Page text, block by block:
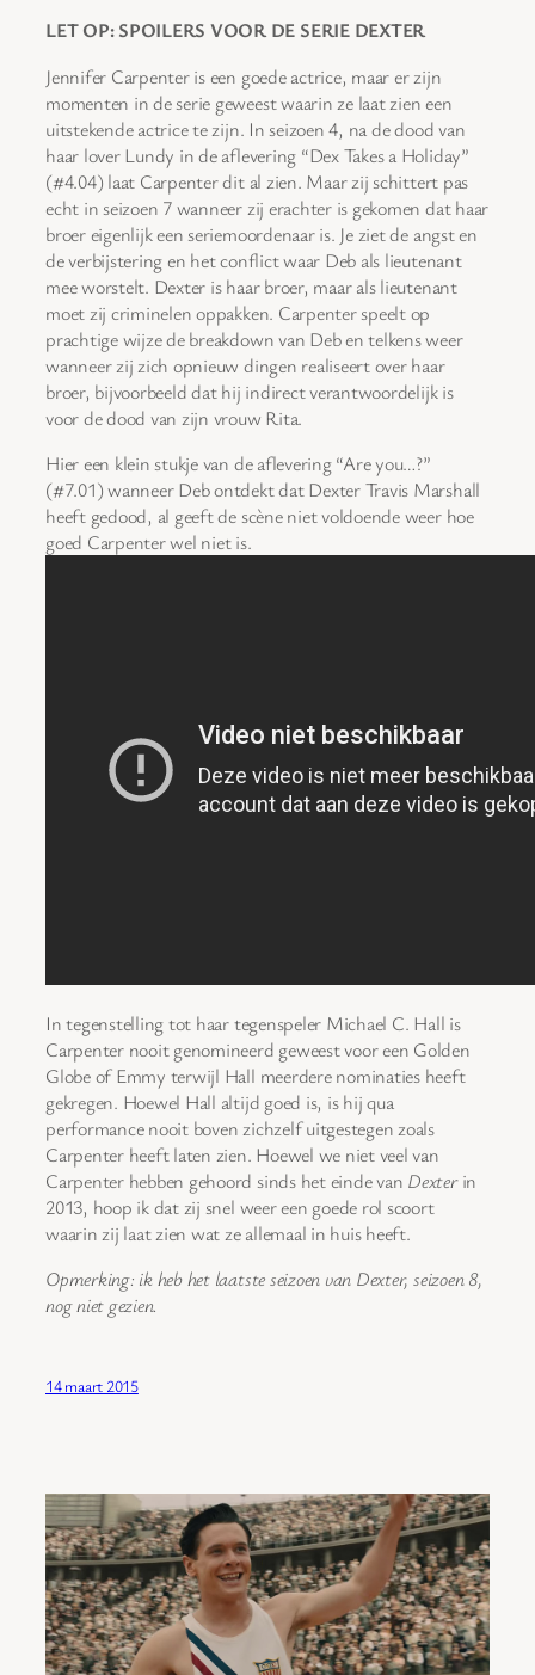
LET OP: SPOILERS VOOR DE SERIE DEXTER
Jennifer Carpenter is een goede actrice, maar er zijn
momenten in de serie geweest waarin ze laat zien een
uitstekende actrice te zijn. In seizoen 4, na de dood van
haar lover Lundy in de aflevering “Dex Takes a Holiday”
(#4.04) laat Carpenter dit al zien. Maar zij schittert pas
echt in seizoen 7 wanneer zij erachter is gekomen dat haar
broer eigenlijk een seriemoordenaar is. Je ziet de angst en
de verbijstering en het conflict waar Deb als lieutenant
mee worstelt. Dexter is haar broer, maar als lieutenant
moet zij criminelen oppakken. Carpenter speelt op
prachtige wijze de breakdown van Deb en telkens weer
wanneer zij zich opnieuw dingen realiseert over haar
broer, bijvoorbeeld dat hij indirect verantwoordelijk is
voor de dood van zijn vrouw Rita.
Hier een klein stukje van de aflevering “Are you…?”
(#7.01) wanneer Deb ontdekt dat Dexter Travis Marshall
heeft gedood, al geeft de scène niet voldoende weer hoe
goed Carpenter wel niet is.
In tegenstelling tot haar tegenspeler Michael C. Hall is
Carpenter nooit genomineerd geweest voor een Golden
Globe of Emmy terwijl Hall meerdere nominaties heeft
gekregen. Hoewel Hall altijd goed is, is hij qua
performance nooit boven zichzelf uitgestegen zoals
Carpenter heeft laten zien. Hoewel we niet veel van
Carpenter hebben gehoord sinds het einde van Dexterin
2013, hoop ik dat zij snel weer een goede rol scoort
waarin zij laat zien wat ze allemaal in huis heeft.
Opmerking: ik heb het laatste seizoen van Dexter, seizoen 8,
nog niet gezien.
14 maart 2015